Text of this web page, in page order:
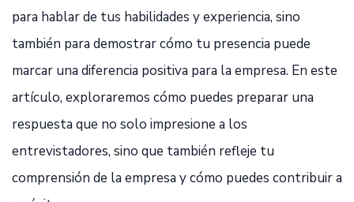
para hablar de tus habilidades y experiencia, sino
también para demostrar cómo tu presencia puede
marcar una diferencia positiva para la empresa. En este
artículo, exploraremos cómo puedes preparar una
respuesta que no solo impresione a los
entrevistadores, sino que también refleje tu
comprensión de la empresa y cómo puedes contribuir a